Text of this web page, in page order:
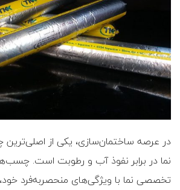
در عرصه ساختمان‌سازی، یکی از
نما در برابر نفوذ آب و رطوبت است.
تخصصی نما با ویژگی‌های منحصربه‌فرد